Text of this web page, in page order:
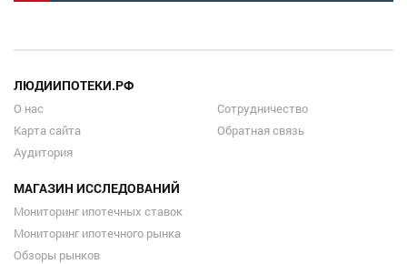
ЛЮДИИПОТЕКИ.РФ
О нас
Карта сайта
Аудитория
Сотрудничество
Обратная связь
МАГАЗИН ИССЛЕДОВАНИЙ
Мониторинг ипотечных ставок
Мониторинг ипотечного рынка
Обзоры рынков